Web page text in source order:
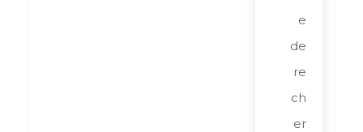
e
de
re
ch
er